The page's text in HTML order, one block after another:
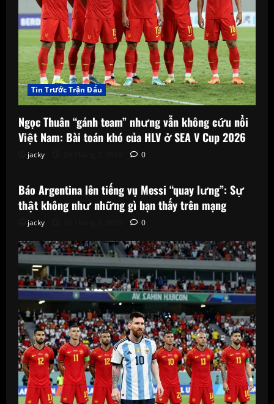
Tin Trước Trận Đấu
Ngọc Thuân “gánh team” nhưng vẫn không cứu nổi
Việt Nam: Bài toán khó của HLV ở SEA V Cup 2026
jacky 0
Tin Trước Trận Đấu
Báo Argentina lên tiếng vụ Messi “quay lưng”: Sự
thật không như những gì bạn thấy trên mạng
jacky 0